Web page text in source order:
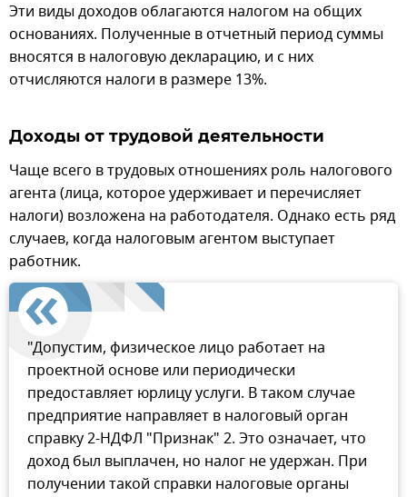
Эти виды доходов облагаются налогом на общих
основаниях. Полученные в отчетный период суммы
вносятся в налоговую декларацию, и с них
отчисляются налоги в размере 13%.
Доходы от трудовой деятельности
Чаще всего в трудовых отношениях роль налогового
агента (лица, которое удерживает и перечисляет
налоги) возложена на работодателя. Однако есть ряд
случаев, когда налоговым агентом выступает
работник.
"Допустим, физическое лицо работает на
проектной основе или периодически
предоставляет юрлицу услуги. В таком случае
предприятие направляет в налоговый орган
справку 2-НДФЛ "Признак" 2. Это означает, что
доход был выплачен, но налог не удержан. При
получении такой справки налоговые органы